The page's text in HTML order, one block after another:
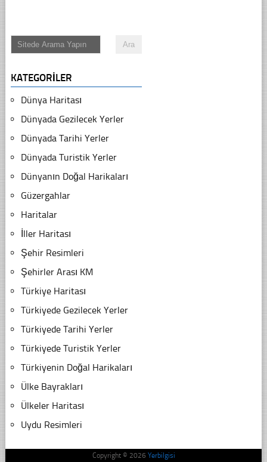
KATEGORILER
Dünya Haritası
Dünyada Gezilecek Yerler
Dünyada Tarihi Yerler
Dünyada Turistik Yerler
Dünyanın Doğal Harikaları
Güzergahlar
Haritalar
İller Haritası
Şehir Resimleri
Şehirler Arası KM
Türkiye Haritası
Türkiyede Gezilecek Yerler
Türkiyede Tarihi Yerler
Türkiyede Turistik Yerler
Türkiyenin Doğal Harikaları
Ülke Bayrakları
Ülkeler Haritası
Uydu Resimleri
Copyright © 2026 Yerbilgisi